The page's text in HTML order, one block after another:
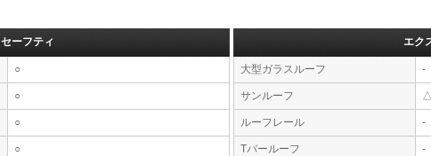
セーフティ
○
○
○
○
エク
大型ガラスルーフ -
サンルーフ △
ルーフレール -
Tバールーフ -